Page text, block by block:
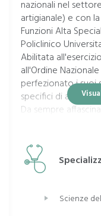
nazionali nel
artigianale) e con
Funzioni Alta
Policlinico
Abilitata
all'Ordine
perfezionato i suoi
specifici di
Da sempre
mirato a
un'alimentazione
assumere i
Partendo dal
Scienze